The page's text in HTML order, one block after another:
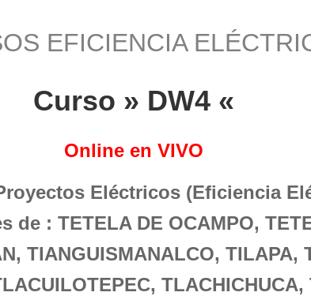
EFICIENCIA
Curso » DW4 «
Online en VIVO
Eléctricos (Eficiencia
de : TETELA DE OCAMPO,
TIANGUISMANALCO, TILAPA,